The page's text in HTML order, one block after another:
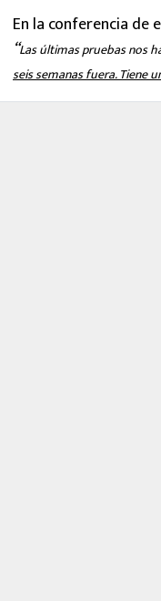
En la conferencia de
“Las últimas pruebas nos
seis semanas fuera. Tiene